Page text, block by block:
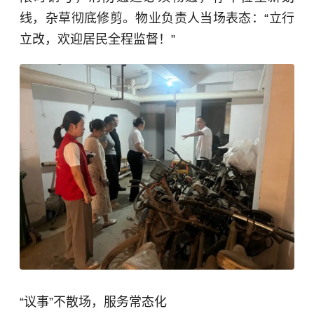
线，杂草彻底修剪。物业负责人当场表态：“立行
立改，欢迎居民全程监督！”
“议事”不散场，服务常态化